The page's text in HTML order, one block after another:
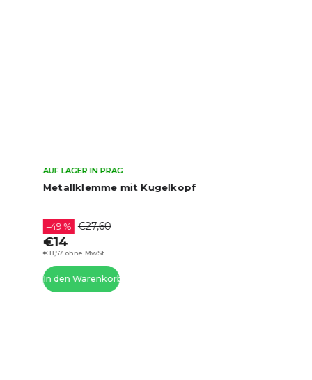
Metallklemme mit Kugelkopf
AUF LAGER IN PRAG
€11,57 ohne MwSt.
–49 % €27,60
€14
In den Warenkorb